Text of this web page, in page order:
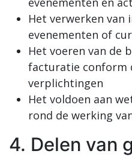
Het verwerken van
evenementen of
Het voeren van de
facturatie conform
verplichtingen
Het voldoen aan
rond de werking
4. Delen van